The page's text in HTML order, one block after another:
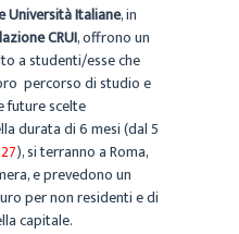
Università Italiane, in
CRUI, offrono un
a studenti/esse che
percorso di studio e
future scelte
durata di 6 mesi (dal 5
), si terranno a Roma,
e prevedono un
per non residenti e di
capitale.